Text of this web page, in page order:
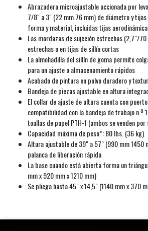
Abrazadera microajustable accionada por
7/8" a 3" (22 mm 76 mm) de diámetro y
forma y material, incluidas tijas
Las mordazas de sujeción estrechas (2,7"/70
estrechas o en tijas de sillín cortas
La almohadilla del sillín de goma permite
para un ajuste o almacenamiento rápidos
Acabado de pintura en polvo duradero y
Bandeja de piezas ajustable en altura
El collar de ajuste de altura cuenta con
compatibilidad con la bandeja de trabajo n.º
toallas de papel PTH-1 (ambos se venden
Capacidad máxima de peso*: 80 lbs. (36 kg)
Altura ajustable de 39" a 57" (990 mm 1450
palanca de liberación rápida
La base cuando está abierta forma un
mm x 920 mm x 1210 mm)
Se pliega hasta 45" x 14,5" (1140 mm x 370